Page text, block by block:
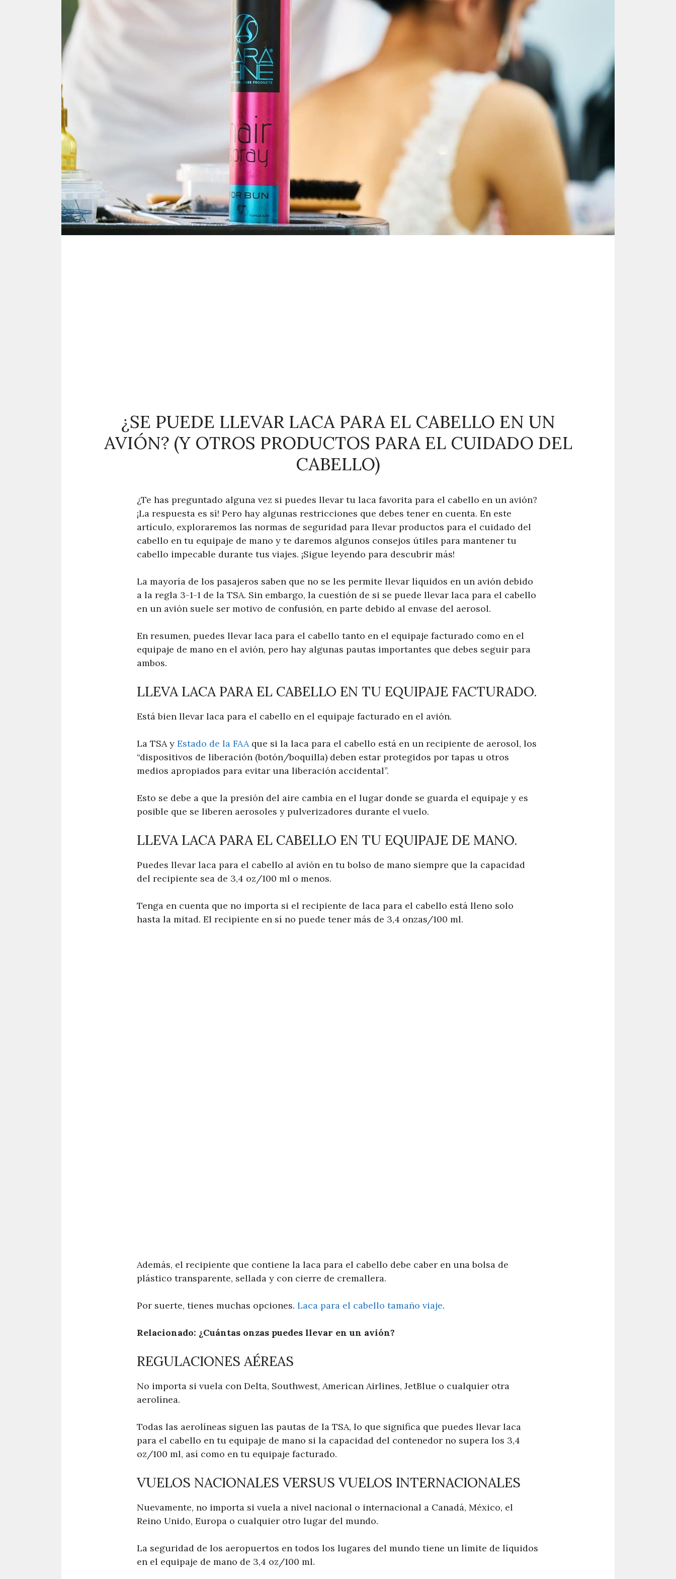
¿SE PUEDE LLEVAR LACA PARA EL CABELLO EN UN
AVIÓN? (Y OTROS PRODUCTOS PARA EL CUIDADO DEL
CABELLO)
¿Te has preguntado alguna vez si puedes llevar tu laca favorita para el cabello en un avión?
¡La respuesta es sí! Pero hay algunas restricciones que debes tener en cuenta. En este
artículo, exploraremos las normas de seguridad para llevar productos para el cuidado del
cabello en tu equipaje de mano y te daremos algunos consejos útiles para mantener tu
cabello impecable durante tus viajes. ¡Sigue leyendo para descubrir más!
La mayoría de los pasajeros saben que no se les permite llevar líquidos en un avión debido
a la regla 3-1-1 de la TSA. Sin embargo, la cuestión de si se puede llevar laca para el cabello
en un avión suele ser motivo de confusión, en parte debido al envase del aerosol.
En resumen, puedes llevar laca para el cabello tanto en el equipaje facturado como en el
equipaje de mano en el avión, pero hay algunas pautas importantes que debes seguir para
ambos.
LLEVA LACA PARA EL CABELLO EN TU EQUIPAJE FACTURADO.
Está bien llevar laca para el cabello en el equipaje facturado en el avión.
La TSA y Estado de la FAAque si la laca para el cabello está en un recipiente de aerosol, los
“dispositivos de liberación (botón/boquilla) deben estar protegidos por tapas u otros
medios apropiados para evitar una liberación accidental”.
Esto se debe a que la presión del aire cambia en el lugar donde se guarda el equipaje y es
posible que se liberen aerosoles y pulverizadores durante el vuelo.
LLEVA LACA PARA EL CABELLO EN TU EQUIPAJE DE MANO.
Puedes llevar laca para el cabello al avión en tu bolso de mano siempre que la capacidad
del recipiente sea de 3,4 oz/100 ml o menos.
Tenga en cuenta que no importa si el recipiente de laca para el cabello está lleno solo
hasta la mitad. El recipiente en sí no puede tener más de 3,4 onzas/100 ml.
Además, el recipiente que contiene la laca para el cabello debe caber en una bolsa de
plástico transparente, sellada y con cierre de cremallera.
Por suerte, tienes muchas opciones. Laca para el cabello tamaño viaje.
Relacionado: ¿Cuántas onzas puedes llevar en un avión?
REGULACIONES AÉREAS
No importa si vuela con Delta, Southwest, American Airlines, JetBlue o cualquier otra
aerolínea.
Todas las aerolíneas siguen las pautas de la TSA, lo que significa que puedes llevar laca
para el cabello en tu equipaje de mano si la capacidad del contenedor no supera los 3,4
oz/100 ml, así como en tu equipaje facturado.
VUELOS NACIONALES VERSUS VUELOS INTERNACIONALES
Nuevamente, no importa si vuela a nivel nacional o internacional a Canadá, México, el
Reino Unido, Europa o cualquier otro lugar del mundo.
La seguridad de los aeropuertos en todos los lugares del mundo tiene un límite de líquidos
en el equipaje de mano de 3,4 oz/100 ml.